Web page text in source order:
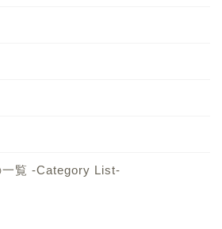
一覧 -Category List-